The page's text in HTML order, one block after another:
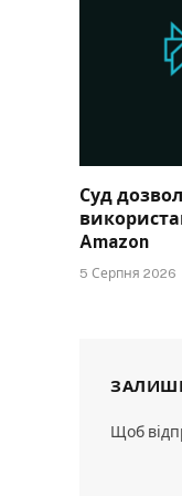
Суд
Amazon
5 Серпня 2026
Щоб